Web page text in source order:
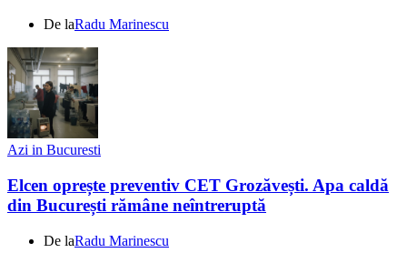
De laRadu Marinescu
Azi in Bucuresti
Elcen oprește preventiv CET Grozăvești. Apa caldă
din București rămâne neîntreruptă
De laRadu Marinescu